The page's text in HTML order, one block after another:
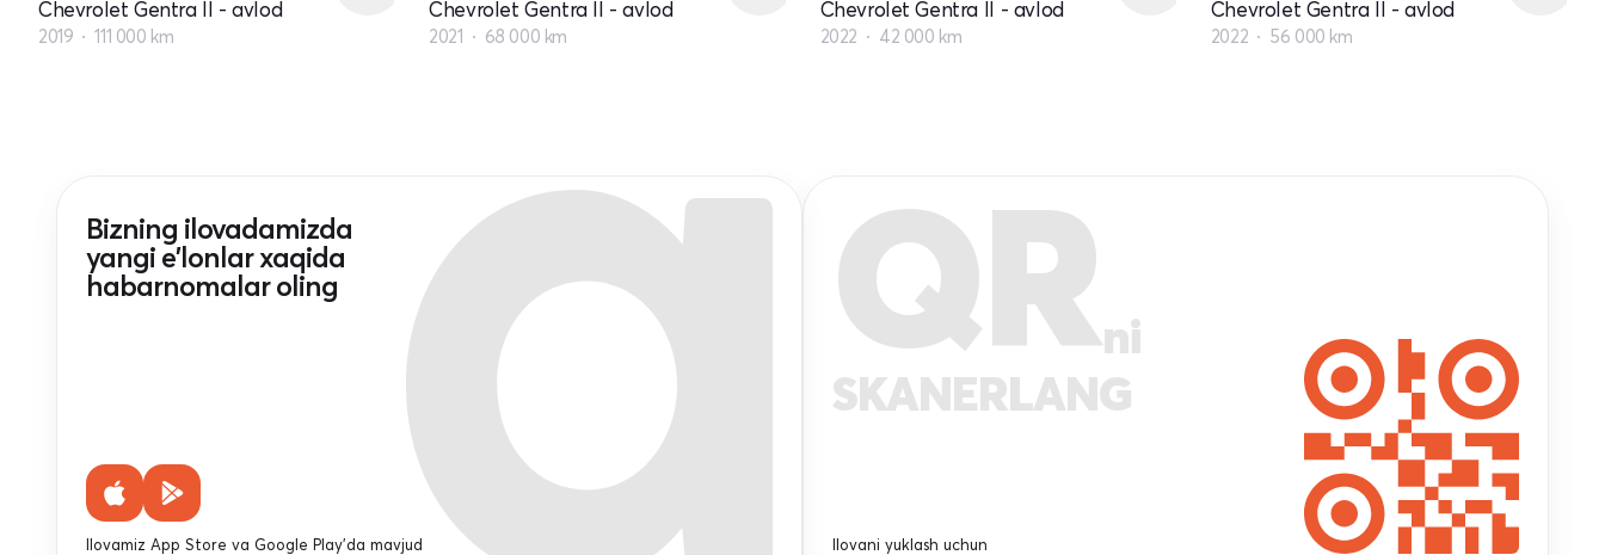
Chevrolet Gentra II - avlod
2019 111 000 km
Chevrolet Gentra II - avlod
2021 68 000 km
Chevrolet Gentra II - avlod
2022 42 000 km
Chevrolet Gentra II - avlod
2022 56 000 km
Bizning ilovadamizda
yangi e'lonlar xaqida
habarnomalar oling
Ilovamiz App Store va Google Play'da mavjud
QRni
SKANERLANG
Ilovani yuklash uchun